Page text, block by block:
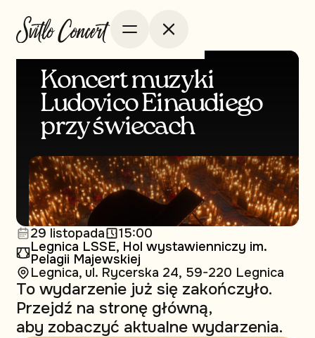
Koncert muzyki
Ludovico Einaudiego
przy świecach
29 listopada 15:00
Legnica LSSE, Hol wystawienniczy im.
Pelagii Majewskiej
Legnica, ul. Rycerska 24, 59-220 Legnica
To wydarzenie już się zakończyło.
Przejdź na stronę główną,
aby zobaczyć aktualne wydarzenia.